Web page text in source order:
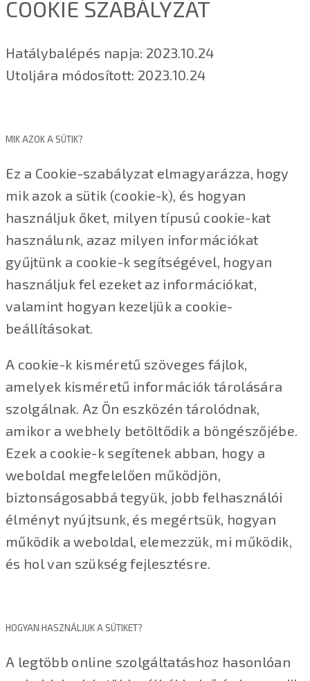
COOKIE SZABÁLYZAT
Hatálybalépés napja: 2023.10.24
Utoljára módosított: 2023.10.24
MIK AZOK A SÜTIK?
Ez a Cookie-szabályzat elmagyarázza, hogy
mik azok a sütik (cookie-k), és hogyan
használjuk őket, milyen típusú cookie-kat
használunk, azaz milyen információkat
gyűjtünk a cookie-k segítségével, hogyan
használjuk fel ezeket az információkat,
valamint hogyan kezeljük a cookie-
beállításokat.
A cookie-k kisméretű szöveges fájlok,
amelyek kisméretű információk tárolására
szolgálnak. Az Ön eszközén tárolódnak,
amikor a webhely betöltődik a böngészőjébe.
Ezek a cookie-k segítenek abban, hogy a
weboldal megfelelően működjön,
biztonságosabbá tegyük, jobb felhasználói
élményt nyújtsunk, és megértsük, hogyan
működik a weboldal, elemezzük, mi működik,
és hol van szükség fejlesztésre.
HOGYAN HASZNÁLJUK A SÜTIKET?
A legtöbb online szolgáltatáshoz hasonlóan